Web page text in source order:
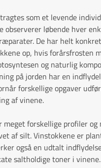
som et levende
observerer løbende hver
De har helt
op, hvis forårsfrosten
og naturlig
på jorden har en
forskellige opgaver
af vinene.
meget forskellige profiler
af silt. Vinstokkene er
også en udtalt
saltholdige toner i vinene.